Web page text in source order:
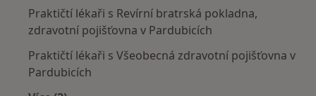
Praktičtí lékaři s Revírní bratrská pokladna,
zdravotní pojišťovna v Pardubicích
Praktičtí lékaři s Všeobecná zdravotní pojišťovna v
Pardubicích